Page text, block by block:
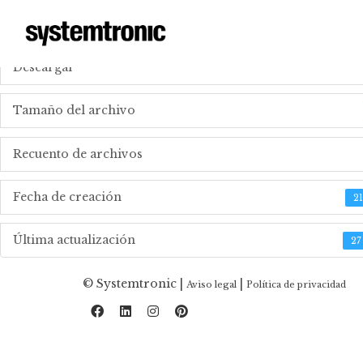
_TÉLÉCHARGER DES FICHIERS TECHNIQUES
Descargar
Tamaño del archivo
Recuento de archivos
Fecha de creación
Última actualización
© Systemtronic | Aviso legal Política de privacidad